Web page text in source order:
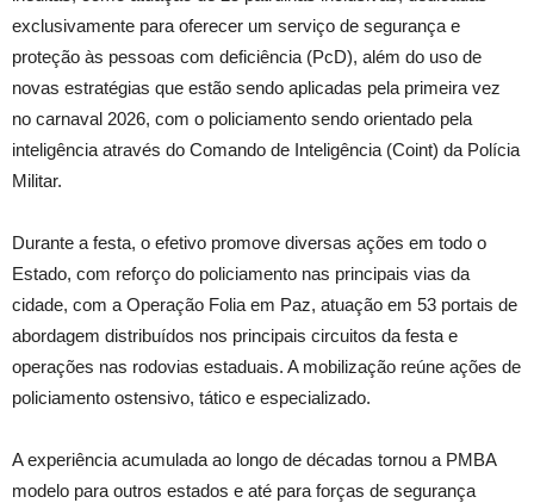
exclusivamente para oferecer um serviço de segurança e
proteção às pessoas com deficiência (PcD), além do uso de
novas estratégias que estão sendo aplicadas pela primeira vez
no carnaval 2026, com o policiamento sendo orientado pela
inteligência através do Comando de Inteligência (Coint) da Polícia
Militar.
Durante a festa, o efetivo promove diversas ações em todo o
Estado, com reforço do policiamento nas principais vias da
cidade, com a Operação Folia em Paz, atuação em 53 portais de
abordagem distribuídos nos principais circuitos da festa e
operações nas rodovias estaduais. A mobilização reúne ações de
policiamento ostensivo, tático e especializado.
A experiência acumulada ao longo de décadas tornou a PMBA
modelo para outros estados e até para forças de segurança